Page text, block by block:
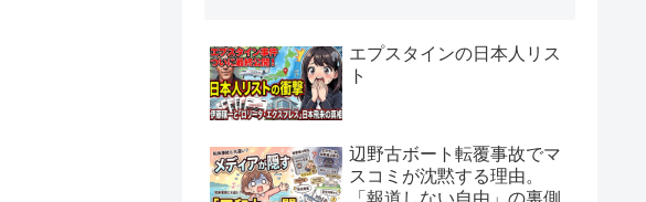
エプスタインの日本人リス
ト
辺野古ボート転覆事故でマ
スコミが沈黙する理由。
「報道しない自由」の裏側